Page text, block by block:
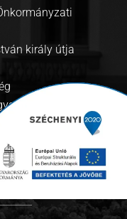
király útja
út 42.)
út